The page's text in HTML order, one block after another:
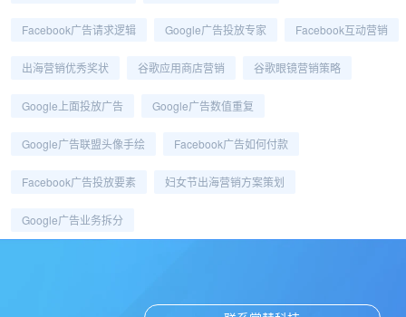
Facebook广告请求逻辑 Google广告投放专家 Facebook互动营销
出海营销优秀奖状 谷歌应用商店营销 谷歌眼镜营销策略
Google上面投放广告 Google广告数值重复
Google广告联盟头像手绘 Facebook广告如何付款
Facebook广告投放要素 妇女节出海营销方案策划
Google广告业务拆分